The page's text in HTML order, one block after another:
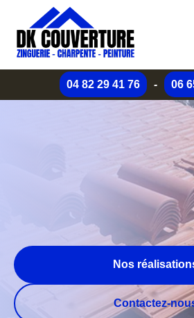
04 82 29 41 76 - 06
Nos
Contactez-